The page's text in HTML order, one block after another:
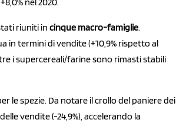
riuniti in cinque macro-famiglie.
termini di vendite (+10,9% rispetto al
i supercereali/farine sono rimasti stabili
le spezie. Da notare il crollo del paniere dei
vendite (-24,9%), accelerando la